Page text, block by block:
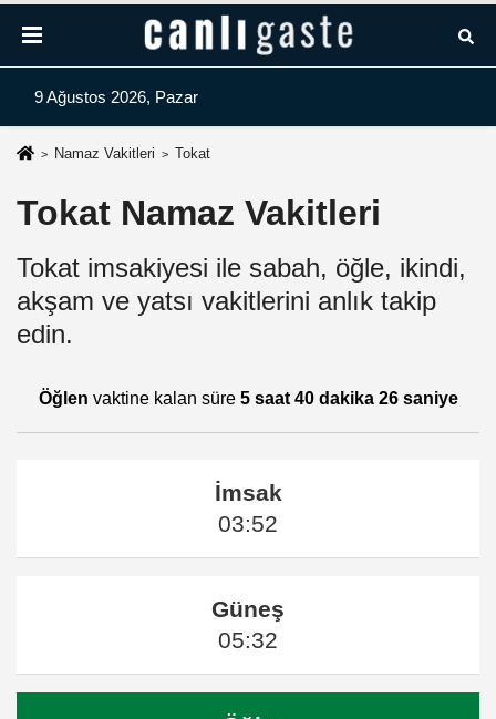
9 Ağustos 2026, Pazar
Namaz Vakitleri Tokat
Tokat Namaz Vakitleri
Tokat imsakiyesi ile sabah, öğle, ikindi,
akşam ve yatsı vakitlerini anlık takip
edin.
Öğlen vaktine kalan süre 5 saat 40 dakika 26 saniye
İmsak
03:52
Güneş
05:32